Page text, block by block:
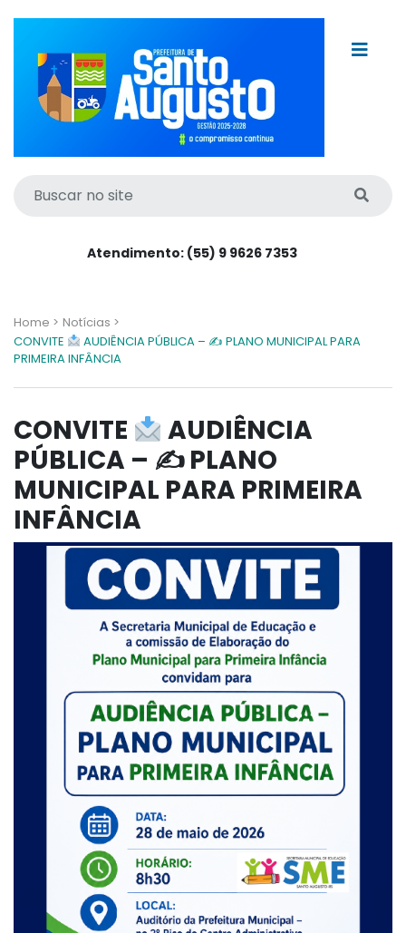
Atendimento: (55) 9 9626 7353
Home > Notícias >
CONVITE
AUDIÊNCIA PÚBLICA – ✍ PLANO MUNICIPAL PARA
PRIMEIRA INFÂNCIA
CONVITE
AUDIÊNCIA
PÚBLICA – ✍ PLANO
MUNICIPAL PARA PRIMEIRA
INFÂNCIA